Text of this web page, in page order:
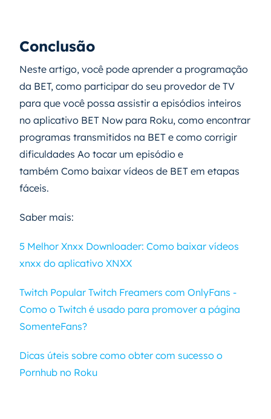
Conclusão
Neste artigo, você pode aprender a programação
da BET, como participar do seu provedor de TV
para que você possa assistir a episódios inteiros
no aplicativo BET Now para Roku, como encontrar
programas transmitidos na BET e como corrigir
dificuldades Ao tocar um episódio e
também Como baixar vídeos de BET em etapas
fáceis.
Saber mais:
5 Melhor Xnxx Downloader: Como baixar vídeos
xnxx do aplicativo XNXX
Twitch Popular Twitch Freamers com OnlyFans -
Como o Twitch é usado para promover a página
SomenteFans?
Dicas úteis sobre como obter com sucesso o
Pornhub no Roku